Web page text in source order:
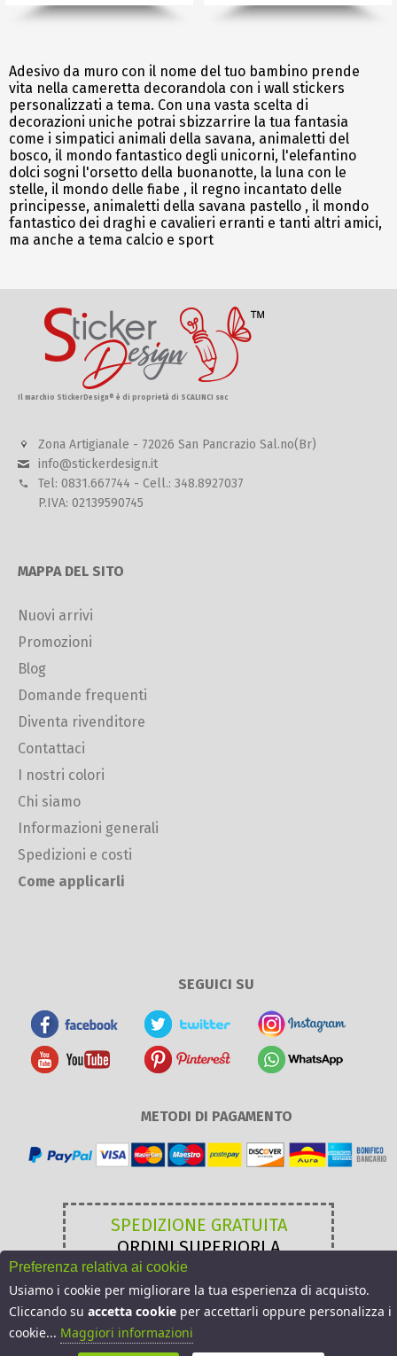
Adesivo da muro con il nome del tuo bambino prende
vita nella cameretta decorandola con i wall stickers
personalizzati a tema. Con una vasta scelta di
decorazioni uniche potrai sbizzarrire la tua fantasia
come i simpatici animali della savana, animaletti del
bosco, il mondo fantastico degli unicorni, l'elefantino
dolci sogni l'orsetto della buonanotte, la luna con le
stelle, il mondo delle fiabe , il regno incantato delle
principesse, animaletti della savana pastello , il mondo
fantastico dei draghi e cavalieri erranti e tanti altri amici,
ma anche a tema calcio e sport
Il marchio StickerDesign® è di proprietà di SCALINCI snc
Zona Artigianale - 72026 San Pancrazio Sal.no(Br)
info@stickerdesign.it
Tel: 0831.667744 - Cell.: 348.8927037
P.IVA: 02139590745
MAPPA DEL SITO
Nuovi arrivi
Promozioni
Blog
Domande frequenti
Diventa rivenditore
Contattaci
I nostri colori
Chi siamo
Informazioni generali
Spedizioni e costi
Come applicarli
SEGUICI SU
METODI DI PAGAMENTO
SPEDIZIONE GRATUITA
ORDINI SUPERIORI A
49,00 €
Preferenza relativa ai cookie
Usiamo i cookie per migliorare la tua esperienza di acquisto.
Cliccando su accetta cookie per accettarli oppure personalizza i
cookie... Maggiori informazioni